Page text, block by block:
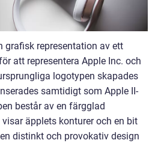
grafisk representation av ett
att representera Apple Inc. och
logotypen skapades
samtidigt som Apple II-
består av en färgglad
äpplets konturer och en bit
distinkt och provokativ design